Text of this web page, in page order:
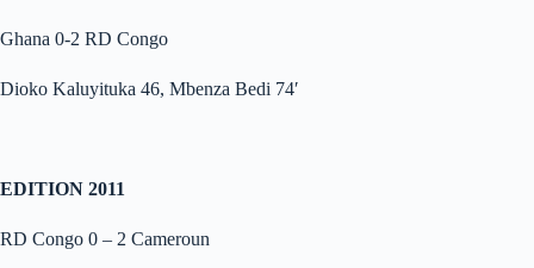
Ghana 0-2 RD Congo
Dioko Kaluyituka 46, Mbenza Bedi 74′
EDITION 2011
RD Congo 0 – 2 Cameroun